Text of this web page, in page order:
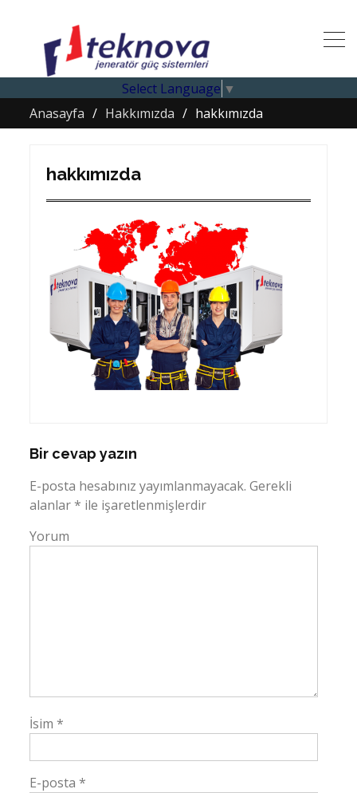
Select Language ▼
Anasayfa
Hakkımızda hakkımızda
hakkımızda
Bir cevap yazın
E-posta hesabınız yayımlanmayacak. Gerekli
alanlar* ile işaretlenmişlerdir
Yorum
İsim*
E-posta*